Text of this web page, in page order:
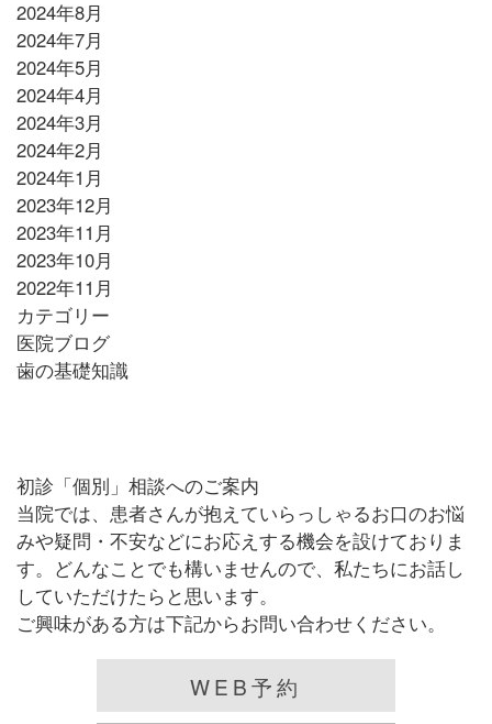
2024年8月
2024年7月
2024年5月
2024年4月
2024年3月
2024年2月
2024年1月
2023年12月
2023年11月
2023年10月
2022年11月
カテゴリー
医院ブログ
歯の基礎知識
初診「個別」相談へのご案内
当院では、患者さんが抱えていらっしゃるお口のお悩
みや疑問・不安などにお応えする機会を設けておりま
す。どんなことでも構いませんので、私たちにお話し
していただけたらと思います。
ご興味がある方は下記からお問い合わせください。
WEB予約